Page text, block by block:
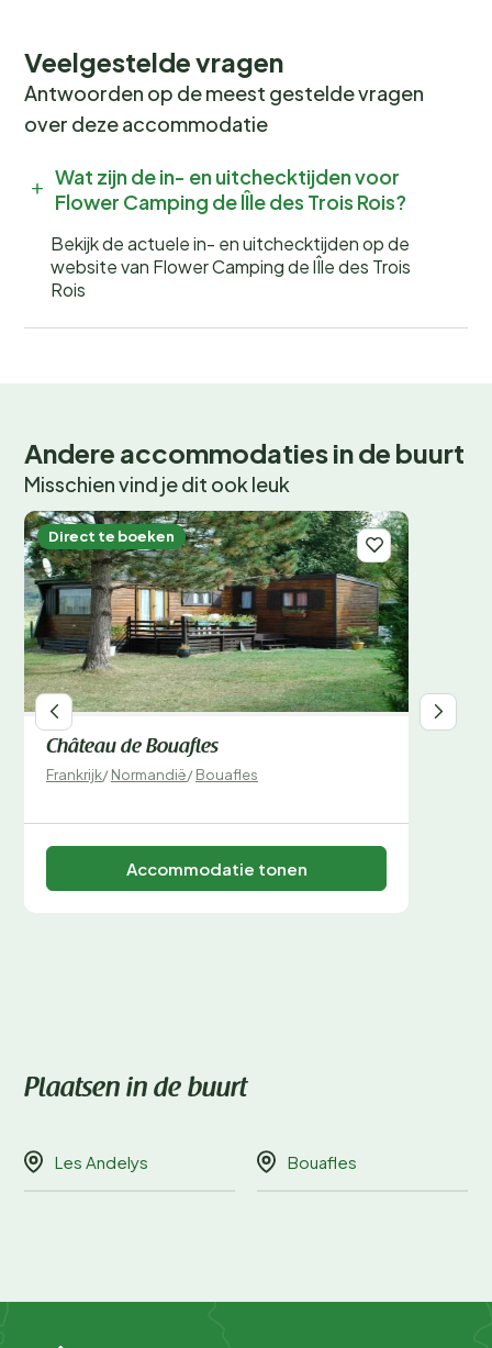
In de zomer kun je genieten van kanoën op de Seine,
terwijl de wintermaanden perfect zijn voor een bezoek
niet de lokale dorpsmarkten en festivals te bezoeken
voor een authentieke Normandische ervaring.
Boek nu jouw onvergetelijke
vakantie
want populaire periodes zijn snel volgeboekt.
Veelgestelde vragen
Antwoorden op de meest gestelde vragen
over deze accommodatie
Wat zijn de in- en uitchecktijden voor
Flower Camping de lÎle des Trois Rois?
Bekijk de actuele in- en uitchecktijden op de
website van Flower Camping de lÎle des Trois
Rois
Andere accommodaties in de buurt
Misschien vind je dit ook leuk
Direct te boeken
Château de Bouafles
Frankrijk/Normandië/Bouafles
Accommodatie tonen
Plaatsen in de buurt
Les Andelys Bouafles